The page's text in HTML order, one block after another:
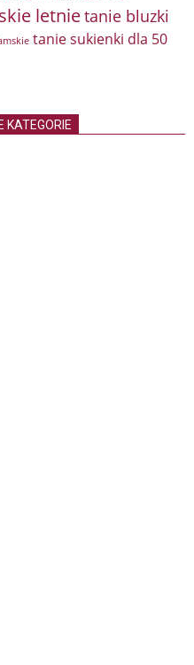
letnietanie bluzki
tanie sukienki dla 50
KATEGORIE